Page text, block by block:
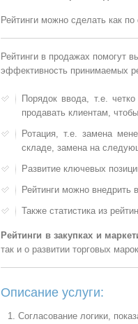
Рейтинги можно сделать как
Рейтинги в продажах помогут
эффективность принимаемых
Порядок ввода, т.е.
продавать клиентам,
Ротация, т.е. замена
складе, замена на
Развитие ключевых
Рейтинги можно внедрить
Также статистика из
Рейтинги в закупках и
так и о развитии торговых
Описание услуги:
Согласование логики,